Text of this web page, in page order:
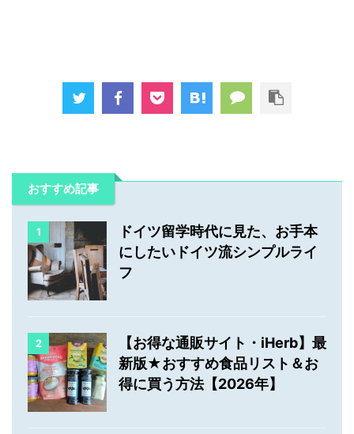
おすすめ記事
1
ドイツ留学時代に見た、お手本
にしたいドイツ流シンプルライ
フ
2
【お得な通販サイト・iHerb】最
新版★おすすめ食品リスト＆お
得に買う方法【2026年】